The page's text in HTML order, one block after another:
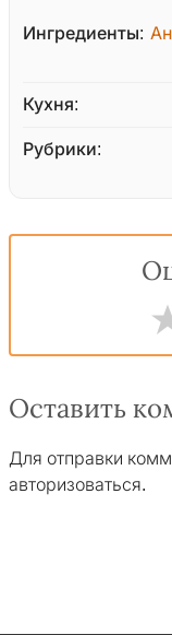
Ингредиенты:
Кухня:
Рубрики:
Оставить
Для отправки
авторизоваться.